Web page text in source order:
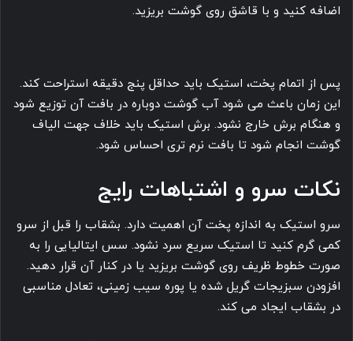
اضافه کنید و با قاشق روی گوشت بریزید.
پس از اتمام پخت، استیک باید حداقل پنج دقیقه استراحت کند.
این زمان باعث می شود آب گوشت دوباره در بافت آن توزیع شود
و هنگام برش خارج نشود. برش استیک باید خلاف جهت الیاف
گوشت انجام شود تا بافت نرم تری احساس شود.
نکات سرو و اشتباهات رایج
سرو استیک به اندازه پخت آن اهمیت دارد. بشقاب را قبل از سرو
کمی گرم کنید تا استیک سریع سرد نشود. سس ایتالیایی را به
صورت خطوط ظریف روی گوشت بریزید یا در کنار آن قرار دهید.
افزودن سبزیجات گریل شده یا پوره سیب زمینی، تعادل مناسبی
در بشقاب ایجاد می کند.